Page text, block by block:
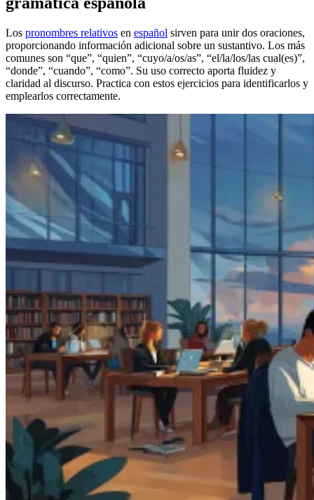
Los pronombres relativos en español sirven para unir dos oraciones,
proporcionando información adicional sobre un sustantivo. Los más
comunes son “que”, “quien”, “cuyo/a/os/as”, “el/la/los/las cual(es)”,
“donde”, “cuando”, “como”. Su uso correcto aporta fluidez y
claridad al discurso. Practica con estos ejercicios para identificarlos y
emplearlos correctamente.